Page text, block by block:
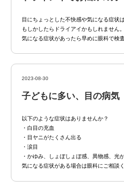
目にちょっとした不快感や気になる症状
もしかしたらドライアイかもしれません。
気になる症状があったら早めに眼科で検
2023-08-30
子どもに多い、目の病気
以下のような症状はありませんか？
・白目の充血
・目ヤニがたくさん出る
・涙目
・かゆみ、しょぼしょぼ感、異物感、光
気になる症状がある場合は眼科にご相談く